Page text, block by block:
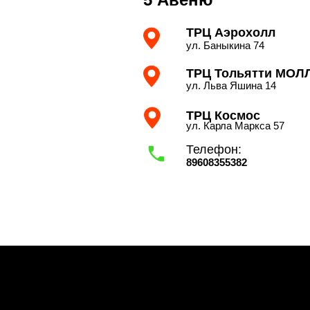
89608355382
Телефон:
ТРЦ Тольятти
ТРЦ Аэрохолл
ул. Льва Яшина 14
ул. Баныкина 74
ТРЦ Космос
ул. Карла Маркса 57